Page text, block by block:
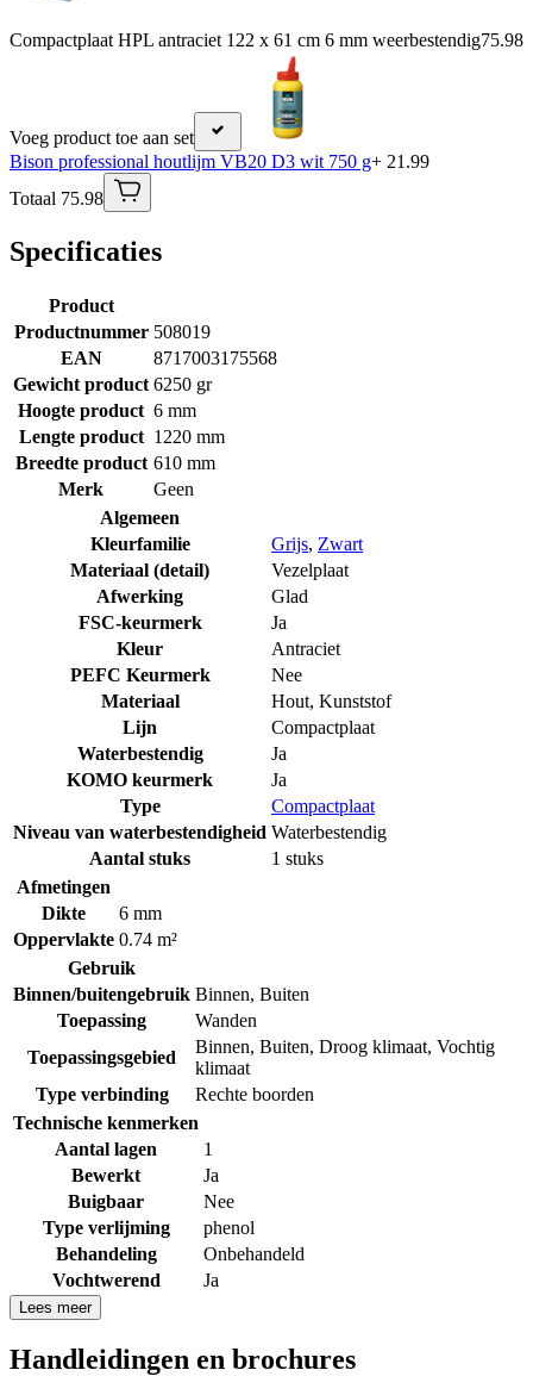
Compactplaat HPL antraciet 122 x 61 cm 6 mm weerbestendig75.98
Voeg product toe aan set
Bison professional houtlijm VB20 D3 wit 750 g+ 21.99
Totaal 75.98
Specificaties
Product
Productnummer 508019
EAN
8717003175568
Gewicht product 6250 gr
Hoogte product 6 mm
Lengte product 1220 mm
Breedte product 610 mm
Merk
Geen
Algemeen
Kleurfamilie
Grijs, Zwart
Materiaal (detail)
Vezelplaat
Afwerking
Glad
FSC-keurmerk
Ja
Kleur
Antraciet
PEFC Keurmerk
Nee
Materiaal
Hout, Kunststof
Lijn
Compactplaat
Waterbestendig
Ja
KOMO keurmerk
Ja
Type
Compactplaat
Niveau van waterbestendigheid Waterbestendig
Aantal stuks
1 stuks
Afmetingen
Dikte
6 mm
Oppervlakte 0.74 m²
Gebruik
Binnen/buitengebruik Binnen, Buiten
Toepassing
Wanden
Toepassingsgebied
Binnen, Buiten, Droog klimaat, Vochtig
klimaat
Type verbinding
Rechte boorden
Technische kenmerken
Aantal lagen
1
Bewerkt
Ja
Buigbaar
Nee
Type verlijming
phenol
Behandeling
Onbehandeld
Vochtwerend
Ja
Lees meer
Handleidingen en brochures